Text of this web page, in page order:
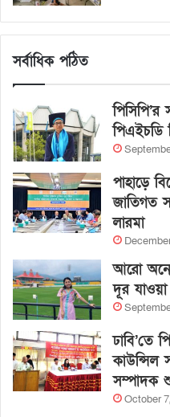
সর্বাধিক পঠিত
পিএইচডি
পাহাড়ে
জাতিগত
লারমা
আরো
দূর যাওয়া
ঢাবি’তে
কাউন্সিল
সম্পাদক
October